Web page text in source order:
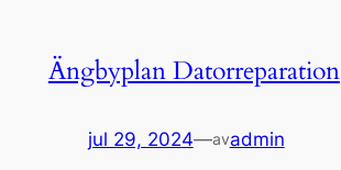
Ängbyplan Datorreparation
jul 29, 2024—avadmin